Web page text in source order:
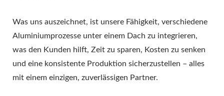
Was uns auszeichnet, ist unsere Fähigkeit, verschiedene
Aluminiumprozesse unter einem Dach zu integrieren,
was den Kunden hilft, Zeit zu sparen, Kosten zu senken
und eine konsistente Produktion sicherzustellen – alles
mit einem einzigen, zuverlässigen Partner.